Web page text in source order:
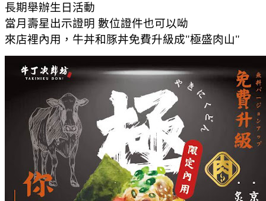
長期舉辦生日活動
當月壽星出示證明 數位證件也可以呦
來店裡內用， 牛丼和豚丼免費升級成"極盛肉山"